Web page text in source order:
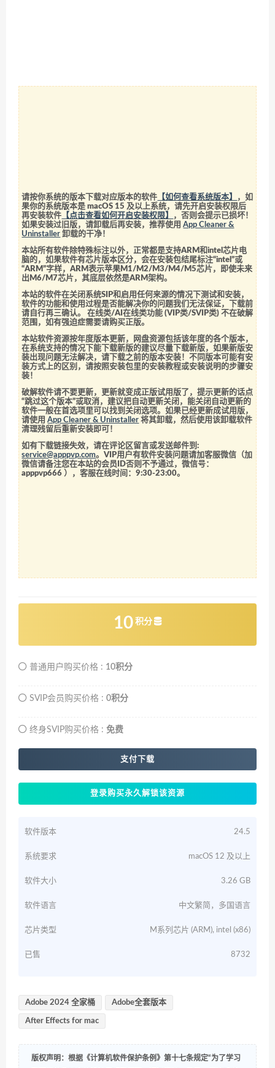
请按你系统的版本下载对应版本的软件 【如何查看系统版本】
，如
果你的系统版本是 macOS 15 及以上系统，请先开启安装权限后
再安装软件 【点击查看如何开启安装权限】
，否则会提示已损坏！
如果安装过旧版，请卸载后再安装，推荐使用App Cleaner &
Uninstaller 卸载的干净！
本站所有软件除特殊标注以外，正常都是支持ARM和intel芯片电
脑的，如果软件有芯片版本区分，会在安装包结尾标注“intel”或
“ARM”字样，ARM表示苹果M1/M2/M3/M4/M5芯片，即使未来
出M6/M7芯片，其底层依然是ARM架构。
本站的软件在关闭系统SIP和启用任何来源的情况下测试和安装，
软件的功能和使用过程是否能解决你的问题我们无法保证，下载前
请自行再三确认。 在线类/AI在线类功能 (VIP类/SVIP类) 不在破解
范围，如有强迫症需要请购买正版。
本站软件资源按年度版本更新，网盘资源包括该年度的各个版本，
在系统支持的情况下能下载新版的建议尽量下载新版，如果新版安
装出现问题无法解决，请下载之前的版本安装！不同版本可能有安
装方式上的区别，请按照安装包里的安装教程或安装说明的步骤安
装！
破解软件请不要更新，更新就变成正版试用版了，提示更新的话点
“跳过这个版本”或取消，建议把自动更新关闭，能关闭自动更新的
软件一般在首选项里可以找到关闭选项。如果已经更新成试用版，
请使用App Cleaner & Uninstaller 将其卸载，然后使用该卸载软件
清理残留后重新安装即可！
如有下载链接失效，请在评论区留言或发送邮件到:
service@apppvp.com。VIP用户有软件安装问题请加客服微信（加
微信请备注您在本站的会员ID否则不予通过，微信号：
apppvp666 ），客服在线时间：9:30-23:00。
10 积分
普通用户购买价格 : 10积分
SVIP会员购买价格 : 0积分
终身SVIP购买价格 : 免费
支付下载
登录购买永久解锁该资源
软件版本 24.5
系统要求 macOS 12 及以上
软件大小 3.26 GB
软件语言 中文繁简，多国语言
芯片类型 M系列芯片 (ARM), intel (x86)
已售 8732
Adobe 2024 全家桶 Adobe全套版本
After Effects for mac
版权声明：根据《计算机软件保护条例》第十七条规定“为了学习